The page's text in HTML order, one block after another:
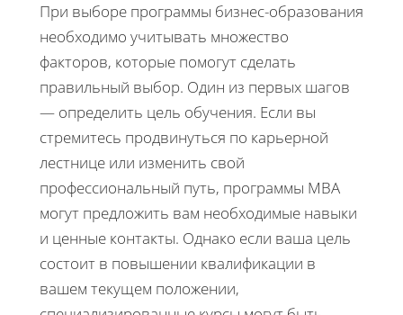
При выборе программы бизнес-образования
необходимо учитывать множество
факторов, которые помогут сделать
правильный выбор. Один из первых шагов
— определить цель обучения. Если вы
стремитесь продвинуться по карьерной
лестнице или изменить свой
профессиональный путь, программы MBA
могут предложить вам необходимые навыки
и ценные контакты. Однако если ваша цель
состоит в повышении квалификации в
вашем текущем положении,